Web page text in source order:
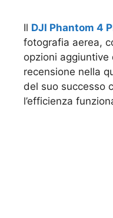
Il DJI Phantom 4
fotografia aerea,
opzioni
recensione nella
del suo successo
l’efficienza